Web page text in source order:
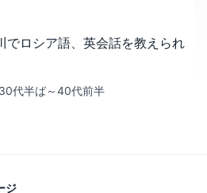
でロシア語、英会話を教えられ
30代半ば～40代前半
ジ